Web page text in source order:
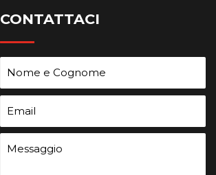
CONTATTACI